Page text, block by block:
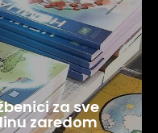
za sve
zaredom